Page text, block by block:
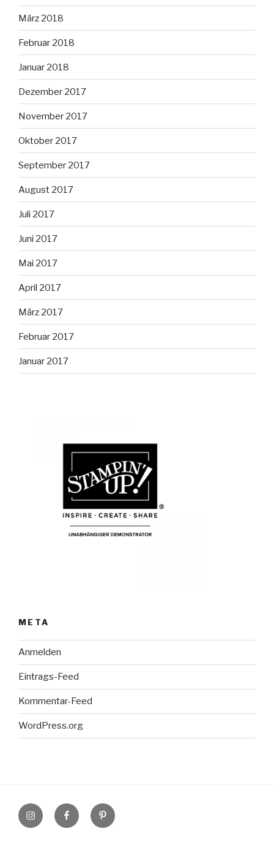
März 2018
Februar 2018
Januar 2018
Dezember 2017
November 2017
Oktober 2017
September 2017
August 2017
Juli 2017
Juni 2017
Mai 2017
April 2017
März 2017
Februar 2017
Januar 2017
META
Anmelden
Eintrags-Feed
Kommentar-Feed
WordPress.org
InstagramFacebookPinterest